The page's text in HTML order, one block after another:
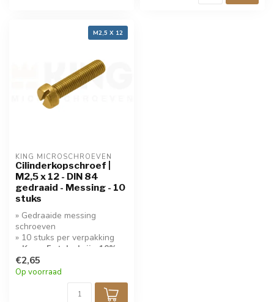
M2,5 X 12
KING MICROSCHROEVEN
Cilinderkopschroef |
M2,5 x 12 - DIN 84
gedraaid - Messing - 10
stuks
» Gedraaide messing
schroeven
» 10 stuks per verpakking
» Koop 5 stuks krijg 10%
korting!
€2,65
Op voorraad